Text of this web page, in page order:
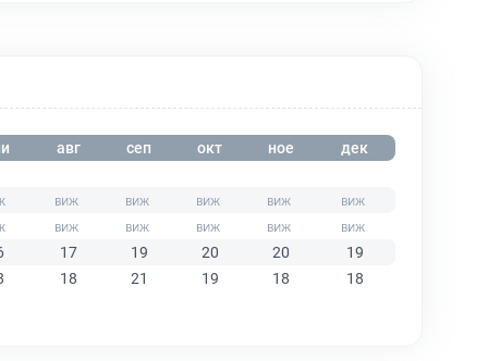
авг сеп окт ное дек
17 19 20 20
19
18 21 19 18 18